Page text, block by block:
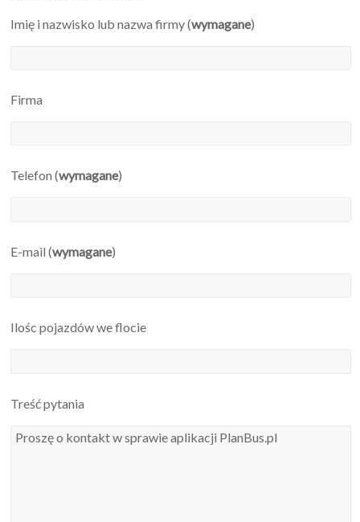
Imię i nazwisko lub nazwa firmy (wymagane)
Firma
Telefon (wymagane)
E-mail (wymagane)
Ilośc pojazdów we flocie
Treść pytania